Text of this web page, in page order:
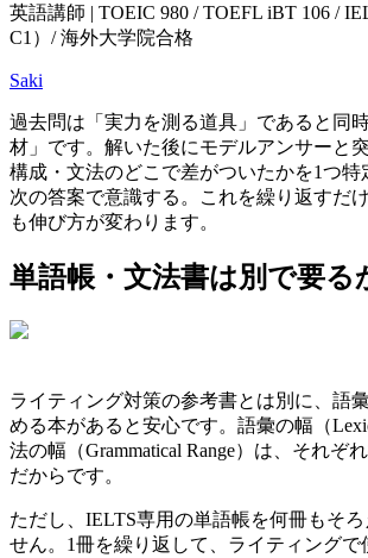
英語講師 | TOEIC 980 / TOEFL iBT 106 /
C1）/ 海外大学院合格
Saki
過去問は「実力を測る道具」であると同
材」です。解いた後にモデルアンサーと
構成・文法のどこで差がついたかを1つ特
次の答案で意識する。これを繰り返すだ
も伸び方が変わります。
単語帳・文法書は別で要る
ライティング対策の参考書とは別に、語
める本があると安心です。語彙の幅（
法の幅（Grammatical Range）は、それぞ
だからです。
ただし、IELTS専用の単語帳を何冊もそ
せん。1冊を繰り返して、ライティングで